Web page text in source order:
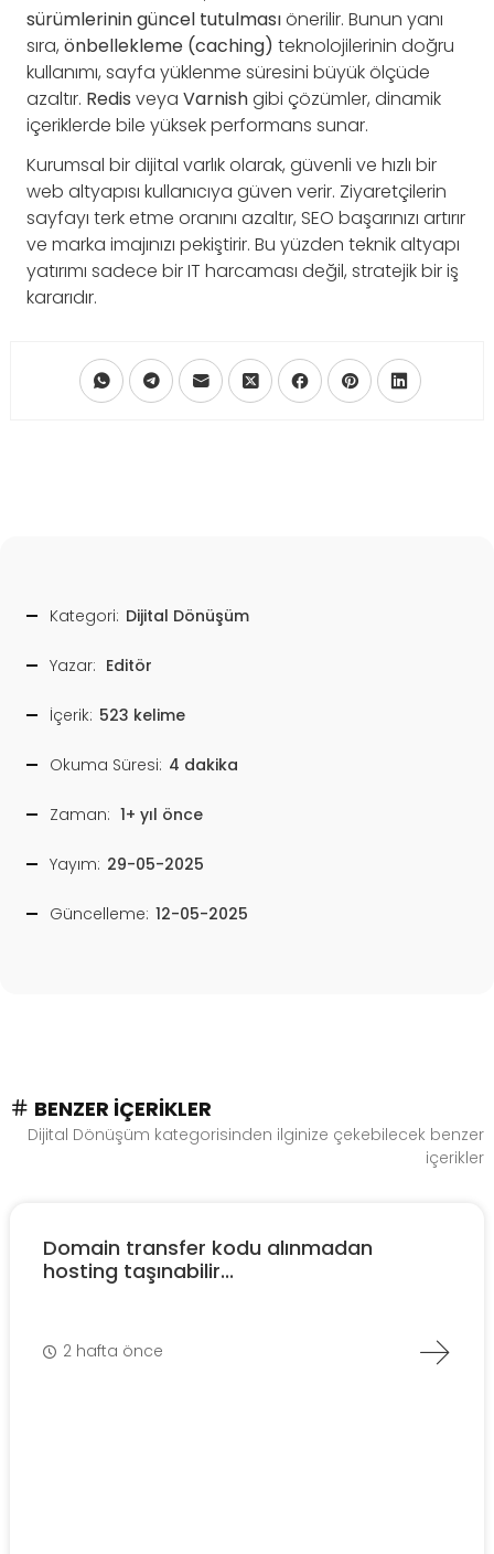
sürümlerinin güncel tutulmasıönerilir. Bunun yanı
sıra, önbellekleme (caching) teknolojilerinin doğru
kullanımı, sayfa yüklenme süresini büyük ölçüde
azaltır. Redis veya Varnishgibi çözümler, dinamik
içeriklerde bile yüksek performans sunar.
Kurumsal bir dijital varlık olarak, güvenli ve hızlı bir
web altyapısı kullanıcıya güven verir. Ziyaretçilerin
sayfayı terk etme oranını azaltır, SEO başarınızı artırır
ve marka imajınızı pekiştirir. Bu yüzden teknik altyapı
yatırımı sadece bir IT harcaması değil, stratejik bir iş
kararıdır.
Kategori: Dijital Dönüşüm
Yazar: Editör
İçerik: 523 kelime
Okuma Süresi: 4 dakika
Zaman: 1+ yıl önce
Yayım: 29-05-2025
Güncelleme: 12-05-2025
BENZER İÇERIKLER
Dijital Dönüşüm kategorisinden ilginize çekebilecek benzer
içerikler
Domain transfer kodu alınmadan
hosting taşınabilir...
2 hafta önce